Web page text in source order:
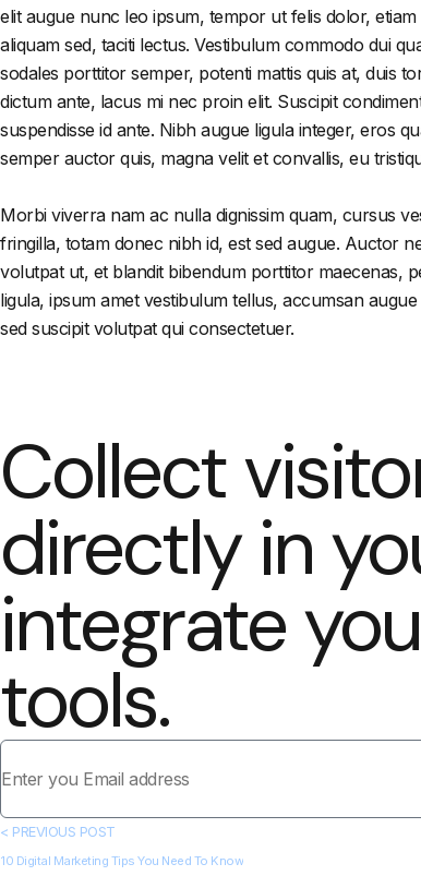
elit augue nunc leo ipsum, tempor ut felis dolor,
aliquam sed, taciti lectus. Vestibulum commodo dui
sodales porttitor semper, potenti mattis quis at, duis
dictum ante, lacus mi nec proin elit. Suscipit
suspendisse id ante. Nibh augue ligula integer, eros
semper auctor quis, magna velit et convallis, eu
Morbi viverra nam ac nulla dignissim quam, cursus
fringilla, totam donec nibh id, est sed augue. Auctor
volutpat ut, et blandit bibendum porttitor maecenas,
ligula, ipsum amet vestibulum tellus, accumsan
sed suscipit volutpat qui consectetuer.
Collect
directly in
integrate
tools.
< PREVIOUS POST
10 Digital Marketing Tips You Need To Know